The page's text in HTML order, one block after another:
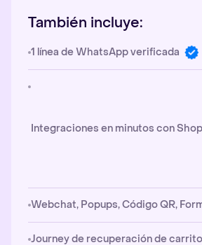
También incluye:
1 línea de WhatsApp verificada
Integraciones en minutos con
Webchat, Popups, Código QR,
Journey de recuperación de